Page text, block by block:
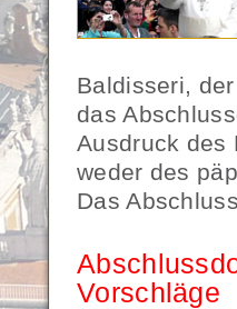
Baldisseri,
das
Ausdruck des
weder des
Das
Vorschläge